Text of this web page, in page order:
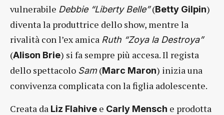
vulnerabile Debbie “Liberty Belle”(Betty Gilpin)
diventa la produttrice dello show, mentre la
rivalità con l’ex amica Ruth “Zoya la Destroya”
(Alison Brie) si fa sempre più accesa. Il regista
dello spettacolo Sam(Marc Maron) inizia una
convivenza complicata con la figlia adolescente.
Creata da Liz Flahive e Carly Mensch e prodotta